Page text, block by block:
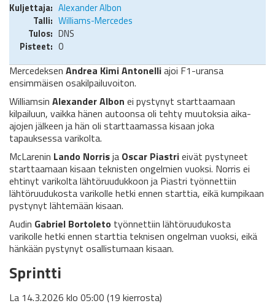
Alexander Albon
Williams-Mercedes
DNS
0
Mercedeksen Andrea Kimi Antonelliajoi F1-uransa
ensimmäisen osakilpailuvoiton.
Williamsin Alexander Albon ei pystynyt starttaamaan
kilpailuun, vaikka hänen autoonsa oli tehty muutoksia aika-
ajojen jälkeen ja hän oli starttaamassa kisaan joka
tapauksessa varikolta.
McLarenin Lando Norrisja Oscar Piastrieivät pystyneet
starttaamaan kisaan teknisten ongelmien vuoksi. Norris ei
ehtinyt varikolta lähtöruudukkoon ja Piastri työnnettiin
lähtöruudukosta varikolle hetki ennen starttia, eikä kumpikaan
pystynyt lähtemään kisaan.
Audin Gabriel Bortoleto työnnettiin lähtöruudukosta
varikolle hetki ennen starttia teknisen ongelman vuoksi, eikä
hänkään pystynyt osallistumaan kisaan.
Sprintti
La 14.3.2026 klo 05:00 (19 kierrosta)